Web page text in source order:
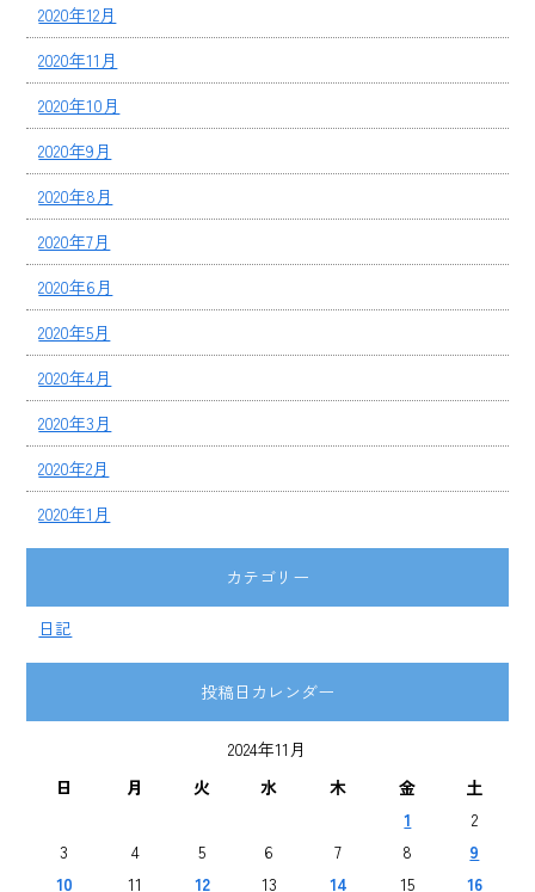
2020年12月
2020年11月
2020年10月
2020年9月
2020年8月
2020年7月
2020年6月
2020年5月
2020年4月
2020年3月
2020年2月
2020年1月
カテゴリー
日記
投稿日カレンダー
2024年11月
日
月 火 水 木 金
土
1
2
3
4 5 6 7 8
9
10
11 12 13 14 15 16